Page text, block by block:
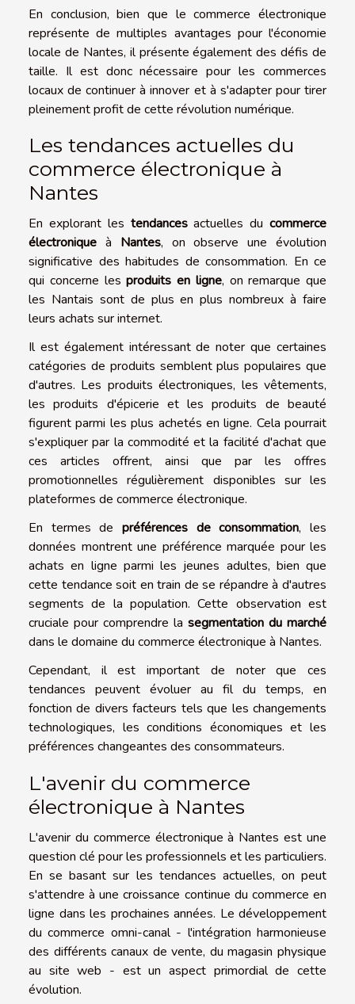
En conclusion, bien que le commerce électronique
représente de multiples avantages pour l'économie
locale de Nantes, il présente également des défis de
taille. Il est donc nécessaire pour les commerces
locaux de continuer à innover et à s'adapter pour tirer
pleinement profit de cette révolution numérique.
Les tendances actuelles du
commerce électronique à
Nantes
En explorant les tendancesactuelles du commerce
électronique à Nantes, on observe une évolution
significative des habitudes de consommation. En ce
qui concerne lesproduits en ligne, on remarque que
les Nantais sont de plus en plus nombreux à faire
leurs achats sur internet.
Il est également intéressant de noter que certaines
catégories de produits semblent plus populaires que
d'autres. Les produits électroniques, les vêtements,
les produits d'épicerie et les produits de beauté
figurent parmi les plus achetés en ligne. Cela pourrait
s'expliquer par la commodité et la facilité d'achat que
ces articles offrent, ainsi que par les offres
promotionnelles régulièrement disponibles sur les
plateformes de commerce électronique.
En termes de préférences de consommation, les
données montrent une préférence marquée pour les
achats en ligne parmi les jeunes adultes, bien que
cette tendance soit en train de se répandre à d'autres
segments de la population. Cette observation est
cruciale pour comprendre la segmentation du marché
dans le domaine du commerce électronique à Nantes.
Cependant, il est important de noter que ces
tendances peuvent évoluer au fil du temps, en
fonction de divers facteurs tels que les changements
technologiques, les conditions économiques et les
préférences changeantes des consommateurs.
L'avenir du commerce
électronique à Nantes
L'avenir du commerce électronique à Nantes est une
question clé pour les professionnels et les particuliers.
En se basant sur les tendances actuelles, on peut
s'attendre à une croissance continue du commerce en
ligne dans les prochaines années. Le développement
du commerce omni-canal - l'intégration harmonieuse
des différents canaux de vente, du magasin physique
au site web - est un aspect primordial de cette
évolution.